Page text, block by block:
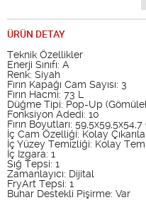
ÜRÜN DETAY
Teknik Özellikler
Enerji Sınıfı: A
Renk: Siyah
Fırın Kapağı Cam Sayısı: 3
Fırın Hacmi: 73 L
Düğme Tipi: Pop-Up
Fonksiyon Adedi: 10
Fırın Boyutları:
İç Cam Özelliği: Kolay
İç Yüzey Temizliği: Kolay
İç Izgara: 1
Sığ Tepsi: 1
Zamanlayıcı: Dijital
FryArt Tepsi: 1
Buhar Destekli Pişirme: Var